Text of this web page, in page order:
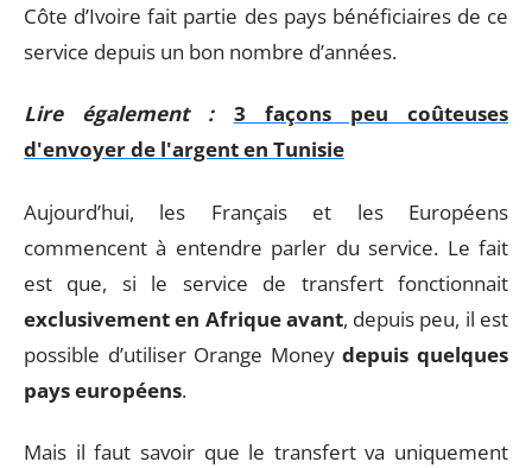
Côte d’Ivoire fait partie des pays bénéficiaires de ce
service depuis un bon nombre d’années.
Lire également :
3 façons peu coûteuses
d'envoyer de l'argent en Tunisie
Aujourd’hui, les Français et les Européens
commencent à entendre parler du service. Le fait
est que, si le service de transfert fonctionnait
exclusivement en Afrique avant, depuis peu, il est
possible d’utiliser Orange Moneydepuis quelques
pays européens.
Mais il faut savoir que le transfert va uniquement